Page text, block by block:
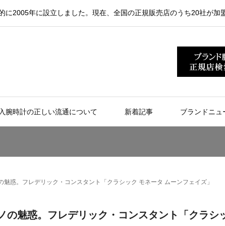
2005年に設立しました。現在、全国の正規販売店のうち20社が加
腕時計の正しい流通について 新着記事 ブランドニュ
惑。フレデリック・コンスタント「クラシック モネータ ムーンフェイズ」
魅惑。フレデリック・コンスタント「クラシ